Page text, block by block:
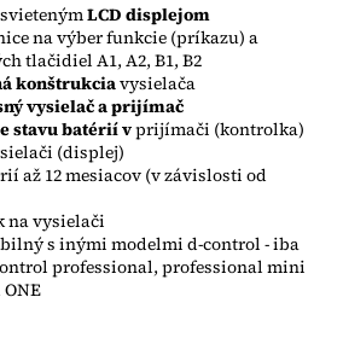
LCD displejom
na výber funkcie (príkazu) a
tlačidiel A1, A2, B1, B2
konštrukciavysielača
vysielač a prijímač
stavu batérií vprijímači (kontrolka)
(displej)
až 12 mesiacov (v závislosti od
na vysielači
s inými modelmi d-control - iba
professional, professional mini